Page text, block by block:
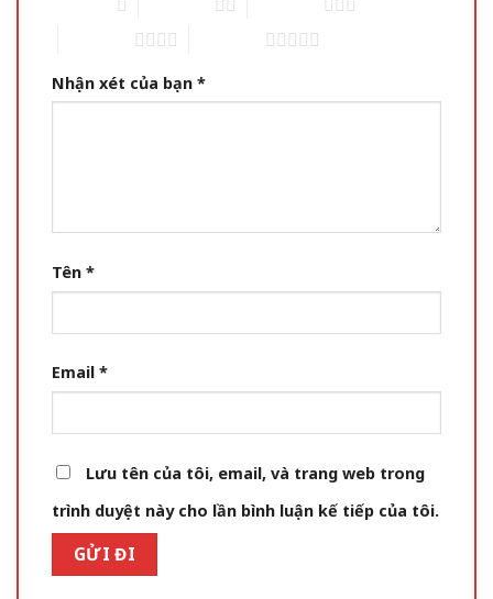
Nhận xét của bạn *
Tên *
Email *
Lưu tên của tôi, email, và trang web trong
trình duyệt này cho lần bình luận kế tiếp của tôi.